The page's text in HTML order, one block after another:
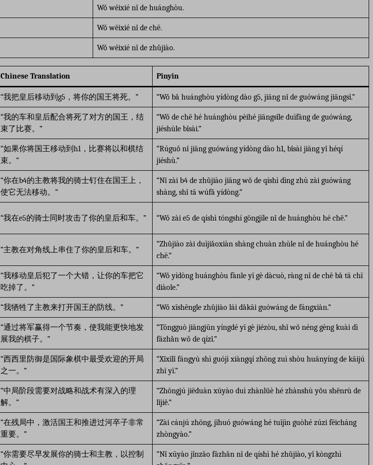
Wǒ wēixié nǐ de huánghòu.
Wǒ wēixié nǐ de chē.
Wǒ wēixié nǐ de zhǔjiào.
Chinese Translation Pinyin
“我把皇后移动到g5，将你的国王将死。” “Wǒ bǎ huánghòu yídòng dào g5, jiāng nǐ de guówáng jiāngsǐ.”
“我的车和皇后配合将死了对方的国王，结
束了比赛。”
“Wǒ de chē hé huánghòu pèihé jiāngsǐle duìfāng de guówáng,
jiéshùle bǐsài.”
“如果你将国王移动到h1，比赛将以和棋结
束。”
“Rúguǒ nǐ jiāng guówáng yídòng dào h1, bǐsài jiāng yǐ héqí
jiéshù.”
“你在b4的主教将我的骑士钉住在国王上，
使它无法移动。”
“Nǐ zài b4 de zhǔjiào jiāng wǒ de qíshì dìng zhù zài guówáng
shàng, shǐ tā wúfǎ yídòng.”
“我在e5的骑士同时攻击了你的皇后和车。” “Wǒ zài e5 de qíshì tóngshí gōngjíle nǐ de huánghòu hé chē.”
“主教在对角线上串住了你的皇后和车。”
“Zhǔjiào zài duìjiǎoxiàn shàng chuàn zhùle nǐ de huánghòu hé
chē.”
“我移动皇后犯了一个大错，让你的车把它
吃掉了。”
“Wǒ yídòng huánghòu fànle yī gè dàcuò, ràng nǐ de chē bǎ tā chī
diàole.”
“我牺牲了主教来打开国王的防线。” “Wǒ xīshēngle zhǔjiào lái dǎkāi guówáng de fángxiàn.”
“通过将军赢得一个节奏，使我能更快地发
展我的棋子。”
“Tōngguò jiāngjūn yíngdé yī gè jiézòu, shǐ wǒ néng gèng kuài dì
fāzhǎn wǒ de qízǐ.”
“西西里防御是国际象棋中最受欢迎的开局
之一。”
“Xīxīlǐ fángyù shì guójì xiàngqí zhōng zuì shòu huānyíng de kāijú
zhī yī.”
“中局阶段需要对战略和战术有深入的理
解。”
“Zhōngjú jiēduàn xūyào duì zhànlüè hé zhànshù yǒu shēnrù de
lǐjiě.”
“在残局中，激活国王和推进过河卒子非常
重要。”
“Zài cánjú zhōng, jīhuó guówáng hé tuījìn guòhé zúzi fēicháng
zhòngyào.”
“你需要尽早发展你的骑士和主教，以控制
“Nǐ xūyào jǐnzǎo fāzhǎn nǐ de qíshì hé zhǔjiào, yǐ kòngzhì